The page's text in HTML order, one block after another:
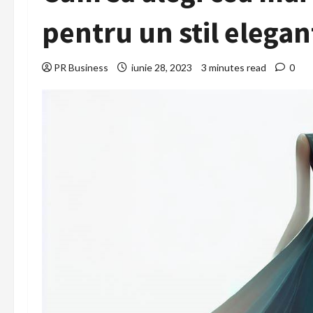
pentru un stil
PR Business iunie 28, 2023 3 minutes read 0